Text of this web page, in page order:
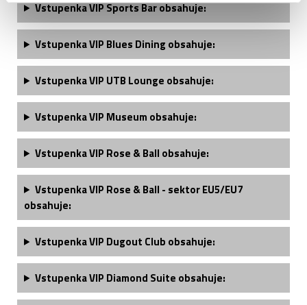
Vstupenka VIP Sports Bar obsahuje:
Vstupenka VIP Blues Dining obsahuje:
Vstupenka VIP UTB Lounge obsahuje:
Vstupenka VIP Museum obsahuje:
Vstupenka VIP Rose & Ball obsahuje:
Vstupenka VIP Rose & Ball - sektor EU5/EU7
obsahuje:
VstupenkaVIP Dugout Club obsahuje:
Vstupenka VIP Diamond Suite obsahuje: